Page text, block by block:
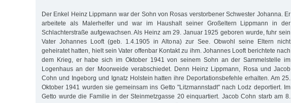
Der Enkel Heinz Lippmann war der Sohn von Rosas verstorbener Schwester Johanna. Er
arbeitete als Malerhelfer und war im Haushalt seiner Großeltern Lippmann in der
Schlachterstraße aufgewachsen. Als Heinz am 29. Januar 1925 geboren wurde, fuhr sein
Vater Johannes Looft (geb. 1.4.1905 in Altona) zur See. Obwohl seine Eltern nicht
geheiratet hatten, hielt sein Vater offenbar Kontakt zu ihm. Johannes Looft berichtete nach
dem Krieg, er habe sich im Oktober 1941 von seinem Sohn an der Sammelstelle im
Logenhaus an der Moorweide verabschiedet. Denn Heinz Lippmann, Rosa und Jacob
Cohn und Ingeborg und Ignatz Holstein hatten ihre Deportationsbefehle erhalten. Am 25.
Oktober 1941 wurden sie gemeinsam ins Getto "Litzmannstadt" nach Lodz deportiert. Im
Getto wurde die Familie in der Steinmetzgasse 20 einquartiert. Jacob Cohn starb am 8.